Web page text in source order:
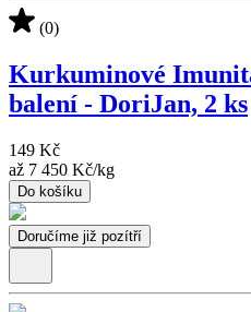
(0)
Kurkuminové
balení - DoriJan, 2 ks
149 Kč
až 7 450 Kč/kg
Do košíku
Doručíme již pozítří